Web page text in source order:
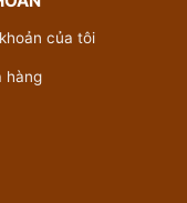
của tôi
hàng